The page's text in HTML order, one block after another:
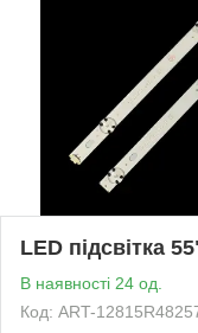
LED підсвітка
В наявності 24 од.
Код: ART-